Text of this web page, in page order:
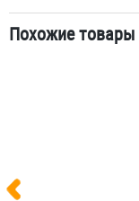
Похожие товары